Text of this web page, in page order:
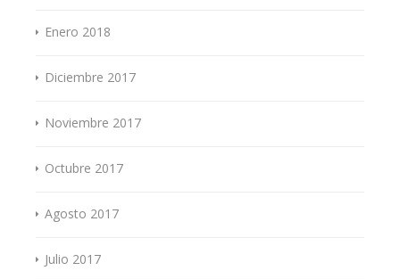
Enero 2018
Diciembre 2017
Noviembre 2017
Octubre 2017
Agosto 2017
Julio 2017